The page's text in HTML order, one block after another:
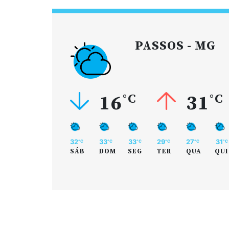
PASSOS - MG
16°C 31°C
32°C
SÁB
33°C
DOM
33°C
SEG
29°C
TER
27°C
QUA
31°C
QUI